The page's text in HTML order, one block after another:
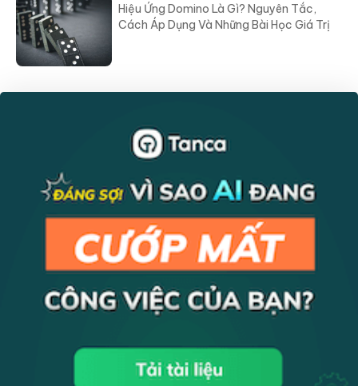
Hiệu Ứng Domino Là Gì? Nguyên Tắc,
Cách Áp Dụng Và Những Bài Học Giá Trị